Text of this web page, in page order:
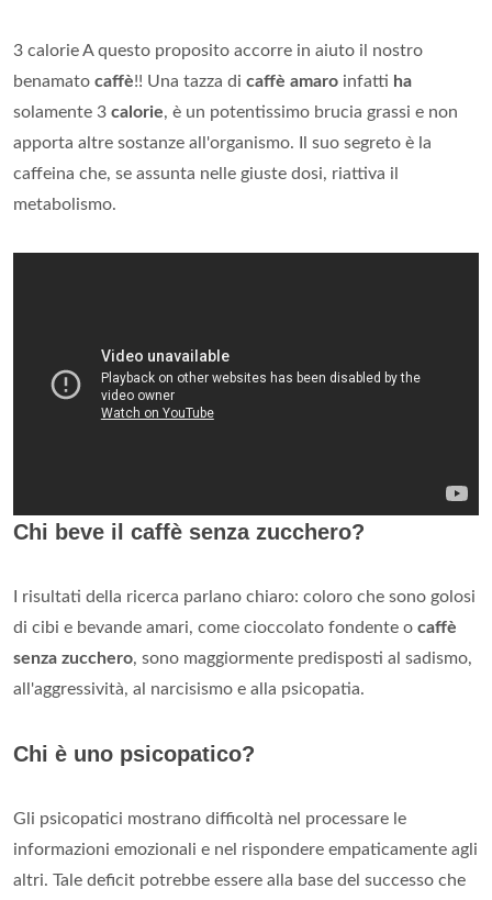
3 calorie A questo proposito accorre in aiuto il nostro
benamato caffè!! Una tazza di caffè amaro infatti ha
solamente 3 calorie, è un potentissimo brucia grassi e non
apporta altre sostanze all'organismo. Il suo segreto è la
caffeina che, se assunta nelle giuste dosi, riattiva il
metabolismo.
Chi beve il caffè senza zucchero?
I risultati della ricerca parlano chiaro: coloro che sono golosi
di cibi e bevande amari, come cioccolato fondente o caffè
senza zucchero, sono maggiormente predisposti al sadismo,
all'aggressività, al narcisismo e alla psicopatia.
Chi è uno psicopatico?
Gli psicopatici mostrano difficoltà nel processare le
informazioni emozionali e nel rispondere empaticamente agli
altri. Tale deficit potrebbe essere alla base del successo che